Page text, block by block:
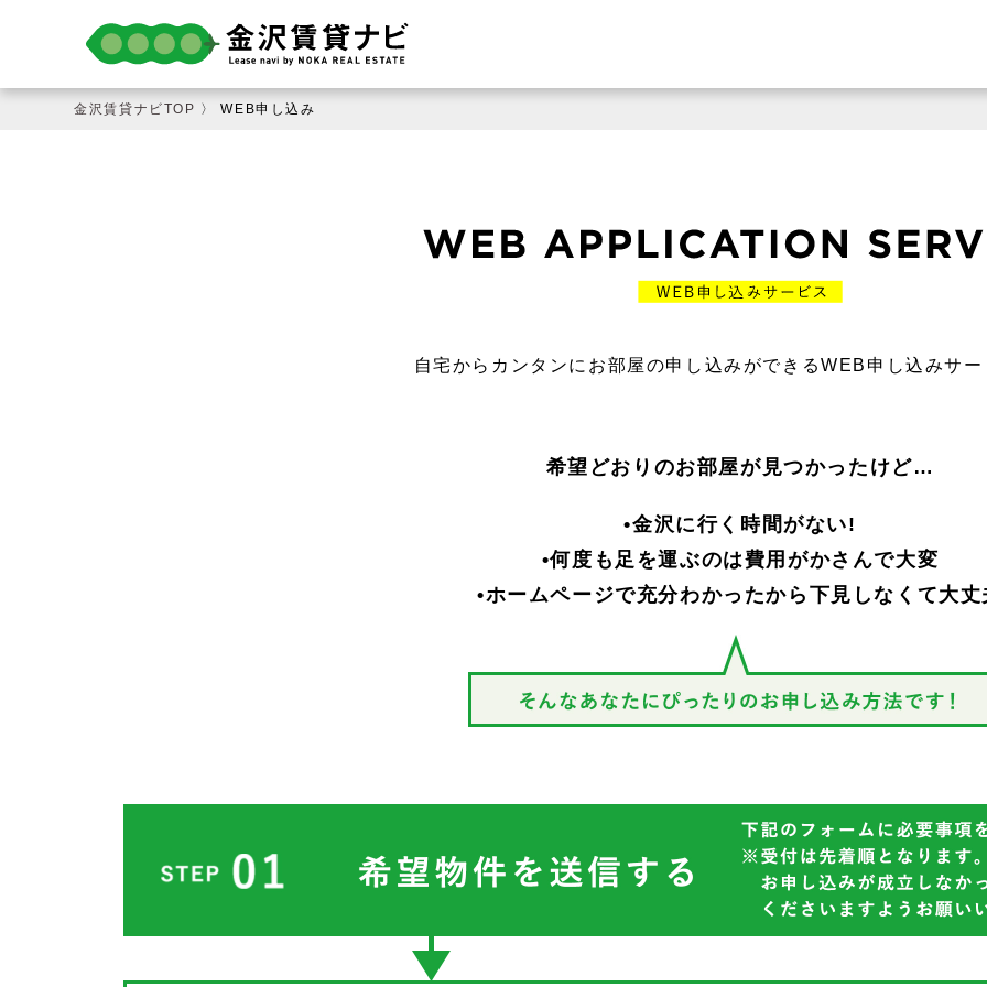
金沢賃貸ナビTOP 〉 WEB申し込み
自宅からカンタンにお部屋の申し込みができるWEB申し込みサ
希望どおりのお部屋が見つかったけど…
•金沢に行く時間がない!
•何度も足を運ぶのは費用がかさんで大変
•ホームページで充分わかったから下見しなくて大丈